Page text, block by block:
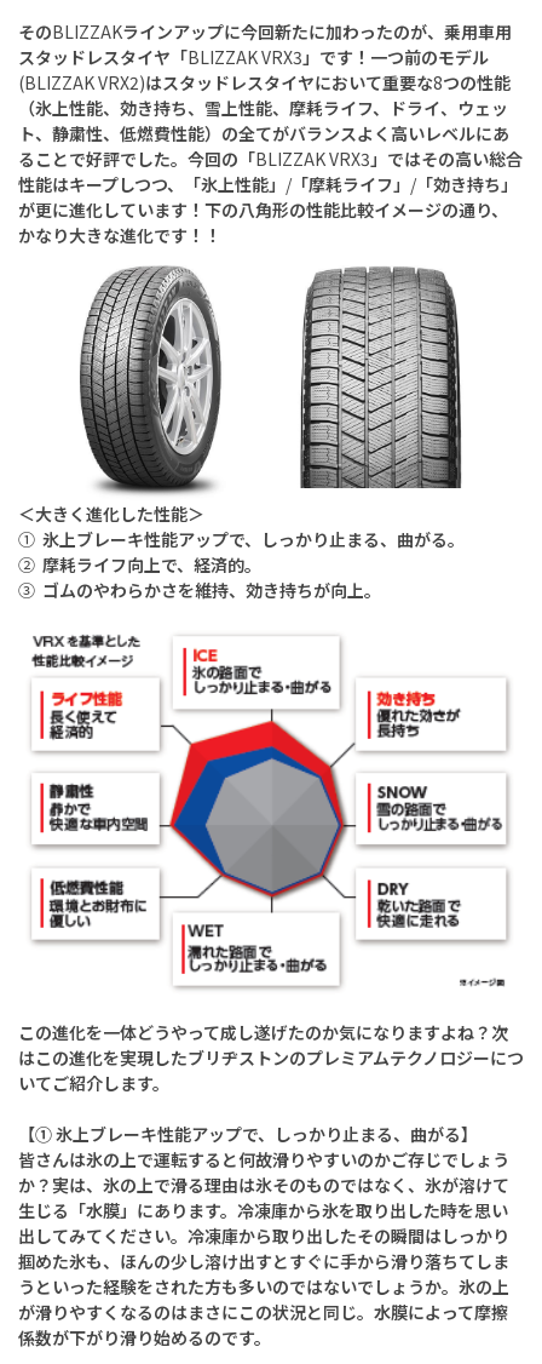
そのBLIZZAKラインアップに今回新たに加わったのが、乗用車用
スタッドレスタイヤ「BLIZZAK VRX3」です！一つ前のモデル
(BLIZZAK VRX2)はスタッドレスタイヤにおいて重要な8つの性能
（氷上性能、効き持ち、雪上性能、摩耗ライフ、ドライ、ウェッ
ト、静粛性、低燃費性能）の全てがバランスよく高いレベルにあ
ることで好評でした。今回の「BLIZZAK VRX3」ではその高い総合
性能はキープしつつ、「氷上性能」 /「摩耗ライフ」 /「効き持ち」
が更に進化しています！下の八角形の性能比較イメージの通り、
かなり大きな進化です！！
＜大きく進化した性能＞
① 氷上ブレーキ性能アップで、しっかり止まる、曲がる。
② 摩耗ライフ向上で、経済的。
③ ゴムのやわらかさを維持、効き持ちが向上。
この進化を一体どうやって成し遂げたのか気になりますよね？次
はこの進化を実現したブリヂストンのプレミアムテクノロジーにつ
いてご紹介します。
【① 氷上ブレーキ性能アップで、しっかり止まる、曲がる】
皆さんは氷の上で運転すると何故滑りやすいのかご存じでしょう
か？実は、氷の上で滑る理由は氷そのものではなく、氷が溶けて
生じる「水膜」にあります。冷凍庫から氷を取り出した時を思い
出してみてください。冷凍庫から取り出したその瞬間はしっかり
掴めた氷も、ほんの少し溶け出すとすぐに手から滑り落ちてしま
うといった経験をされた方も多いのではないでしょうか。氷の上
が滑りやすくなるのはまさにこの状況と同じ。水膜によって摩擦
係数が下がり滑り始めるのです。